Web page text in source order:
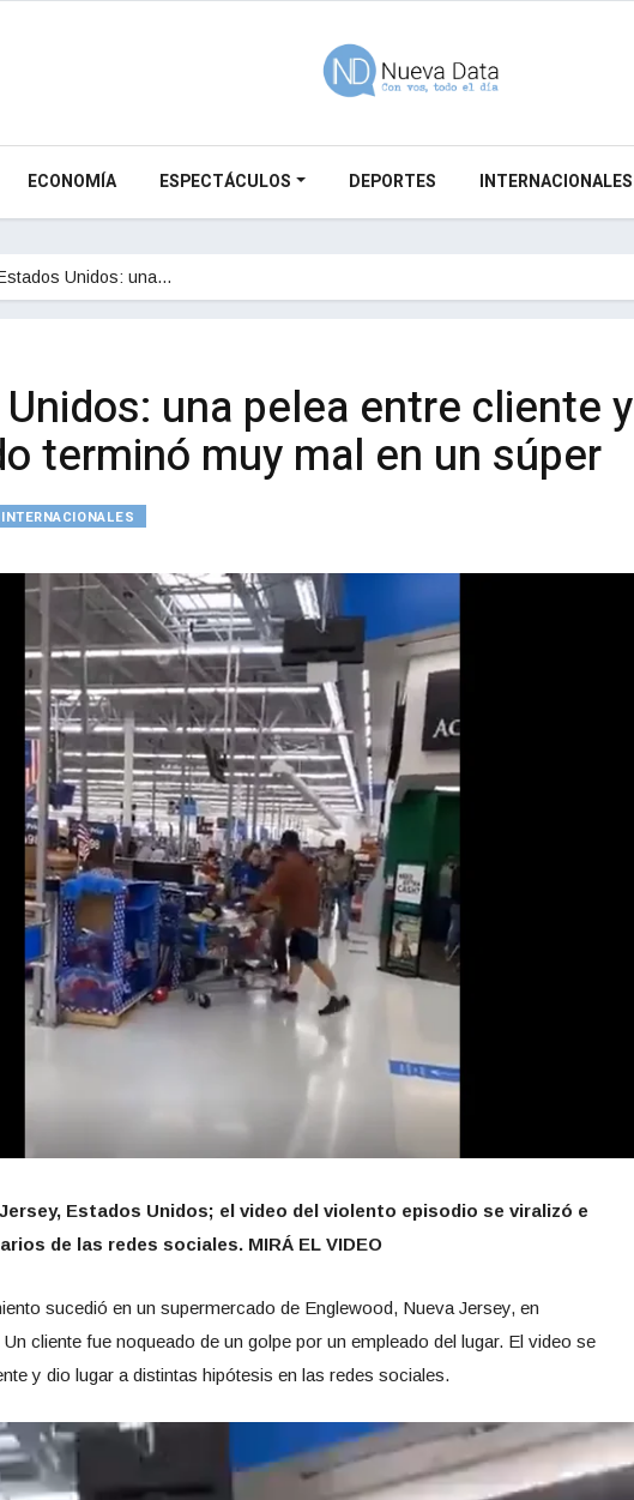
ECONOMÍA ESPECTÁCULOS DEPORTES INTERNACIONALES
Unidos: una…
una pelea entre cliente y
terminó muy mal en un súper
INTERNACIONALES
Estados Unidos; el video del violento episodio se viralizó e
de las redes sociales. MIRÁ EL VIDEO
sucedió en un supermercado de Englewood, Nueva Jersey, en
cliente fue noqueado de un golpe por un empleado del lugar. El video se
y dio lugar a distintas hipótesis en las redes sociales.